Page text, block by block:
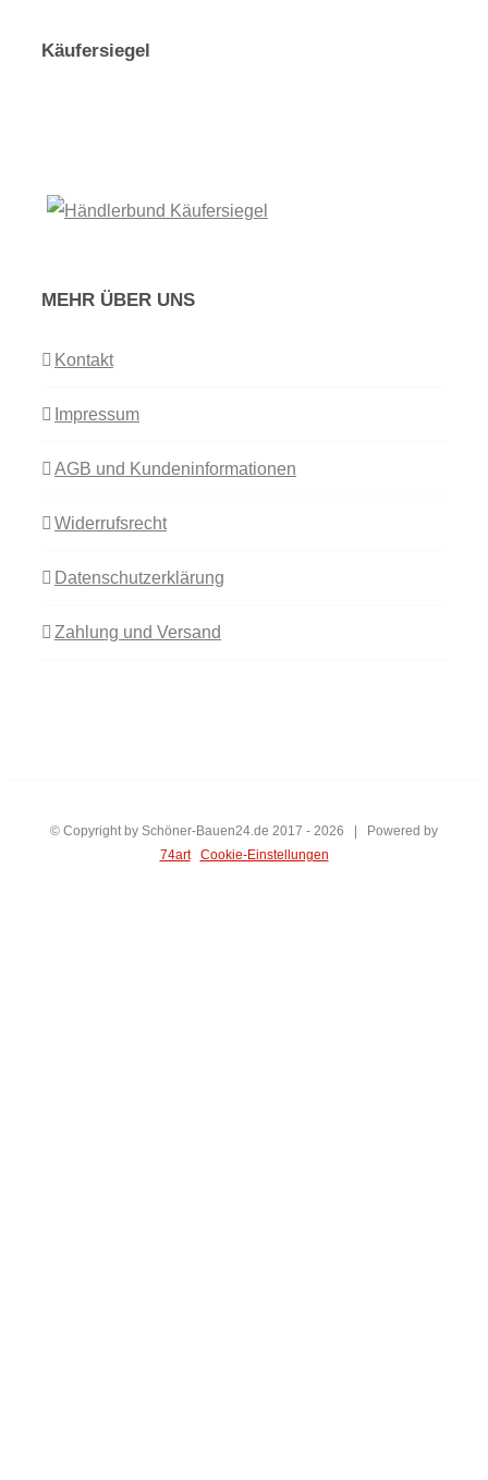
Käufersiegel
MEHR ÜBER UNS
Kontakt
Impressum
AGB und Kundeninformationen
Widerrufsrecht
Datenschutzerklärung
Zahlung und Versand
© Copyright by Schöner-Bauen24.de 2017 - 2026 | Powered by
74art
Cookie-Einstellungen